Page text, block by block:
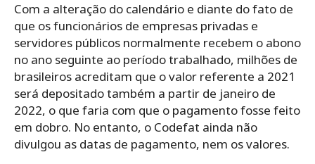
Com a alteração do calendário e diante do fato de
que os funcionários de empresas privadas e
servidores públicos normalmente recebem o abono
no ano seguinte ao período trabalhado, milhões de
brasileiros acreditam que o valor referente a 2021
será depositado também a partir de janeiro de
2022, o que faria com que o pagamento fosse feito
em dobro. No entanto, o Codefat ainda não
divulgou as datas de pagamento, nem os valores.